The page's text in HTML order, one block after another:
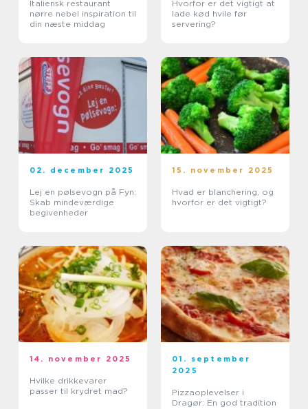
Italiensk restaurant
nørre nebel inspiration til
din næste middag
Hvorfor er det vigtigt at
lade kød hvile før
servering?
02. december 2025
Lej en pølsevogn på Fyn:
Skab mindeværdige
begivenheder
15. november 2025
Hvad er blanchering, og
hvorfor er det vigtigt?
14. november 2025
Hvilke drikkevarer
passer til krydret mad?
01. september
2025
Pizzaoplevelser i
Dragør: En god tradition